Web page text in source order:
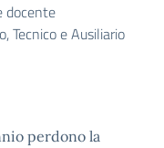
docente
Tecnico e Ausiliario
perdono la